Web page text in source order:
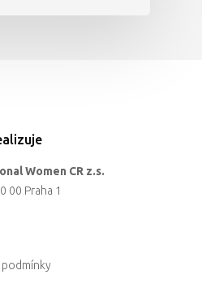
Women CR z.s.
00 Praha 1